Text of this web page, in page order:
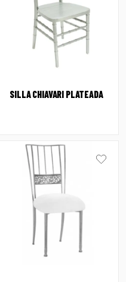
SILLA CHIAVARI PLATEADA